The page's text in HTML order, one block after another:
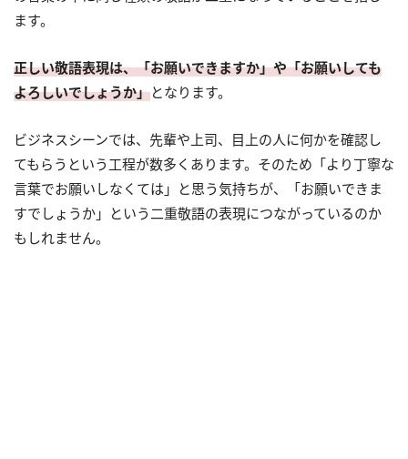
ます。
正しい敬語表現は、「お願いできますか」や「お願いしても
よろしいでしょうか」となります。
ビジネスシーンでは、先輩や上司、目上の人に何かを確認し
てもらうという工程が数多くあります。そのため「より丁寧な
言葉でお願いしなくては」と思う気持ちが、「お願いできま
すでしょうか」という二重敬語の表現につながっているのか
もしれません。